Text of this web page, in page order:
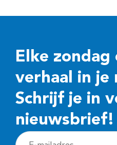
Elke zondag
verhaal in je
Schrijf je in
nieuwsbrief!
E